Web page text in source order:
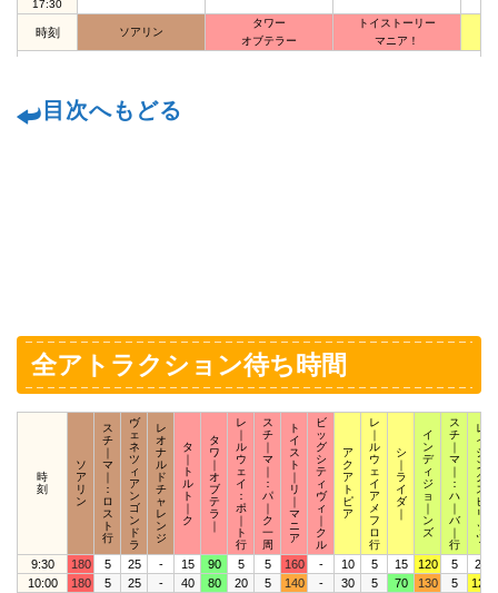
17:30
時刻 ソアリン
タワー
オブテラー
トイストーリー
マニア！
目次へもどる
全アトラクション待ち時間
時
刻
ソ
ア
リ
ン
ス
チ
｜
マ
｜
：
ロ
ス
ト
行
ヴ
ェ
ネ
ツ
ィ
ア
ン
ゴ
ン
ド
ラ
レ
オ
ナ
ル
ド
チ
ャ
レ
ン
ジ
タ
｜
ト
ル
ト
｜
ク
タ
ワ
｜
オ
ブ
テ
ラ
｜
レ
｜
ル
ウ
ェ
イ
：
ポ
｜
ト
行
ス
チ
｜
マ
｜
：
パ
｜
ク
一
周
ト
イ
ス
ト
｜
リ
｜
マ
ニ
ア
ビ
ッ
グ
シ
テ
ィ
ヴ
ィ
｜
ク
ル
ア
ク
ア
ト
ピ
ア
レ
｜
ル
ウ
ェ
イ
ア
メ
フ
ロ
行
シ
｜
ラ
イ
ダ
｜
イ
ン
デ
ィ
ジ
ョ
｜
ン
ズ
ス
チ
｜
マ
｜
：
ハ
｜
バ
｜
行
レ
イ
ジ
ン
グ
ス
ピ
リ
ッ
ツ
9:30 180 5 25 - 15 90 5 5 160 - 10 5 15 120 5
25
10:00
180 5 25 - 40 80 20 5 140 - 30 5 70 130 5
120